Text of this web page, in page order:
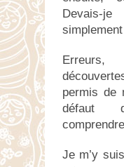
Erreurs,
permis de
défaut
Je m’y